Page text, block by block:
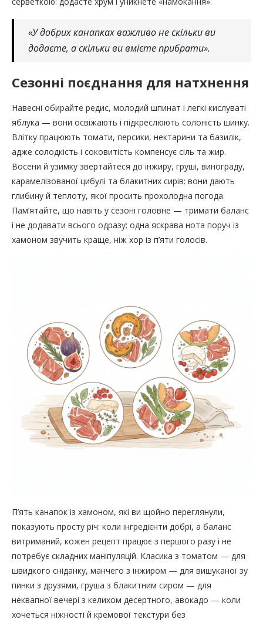
«У добрих канапках важливо не скільки ви
додаєте, а скільки ви вмієте прибрати».
Сезонні поєднання для натхнення
Навесні обирайте редис, молодий шпинат і легкі кислуваті
яблука — вони освіжають і підкреслюють солоність шинку.
Влітку працюють томати, персики, нектарини та базилік,
адже солодкість і соковитість компенсує сіль та жир.
Восени й узимку звертайтеся до інжиру, груші, винограду,
карамелізованої цибулі та блакитних сирів: вони дають
глибину й теплоту, якої просить прохолодна погода.
Пам’ятайте, що навіть у сезоні головне — тримати баланс
і не додавати всього одразу; одна яскрава нота поруч із
хамоном звучить краще, ніж хор із п’яти голосів.
П’ять канапок із хамоном, які ви щойно переглянули,
показують просту річ: коли інгредієнти добрі, а баланс
витриманий, кожен рецепт працює з першого разу і не
потребує складних маніпуляцій. Класика з томатом — для
швидкого сніданку, манчего з інжиром — для вишуканої зу
пинки з друзями, груша з блакитним сиром — для
неквапної вечері з келихом десертного, авокадо — коли
хочеться ніжності й кремової текстури без